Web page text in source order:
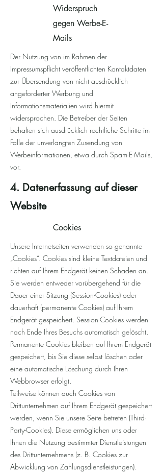
Widerspruch
gegen Werbe-E-
Mails
Der Nutzung von im Rahmen der
Impressumspflicht veröffentlichten Kontaktdaten
zur Übersendung von nicht ausdrücklich
angeforderter Werbung und
Informationsmaterialien wird hiermit
widersprochen. Die Betreiber der Seiten
behalten sich ausdrücklich rechtliche Schritte im
Falle der unverlangten Zusendung von
Werbeinformationen, etwa durch Spam-E-Mails,
vor.
4. Datenerfassung auf dieser
Website
Cookies
Unsere Internetseiten verwenden so genannte
„Cookies“. Cookies sind kleine Textdateien und
richten auf Ihrem Endgerät keinen Schaden an.
Sie werden entweder vorübergehend für die
Dauer einer Sitzung (Session-Cookies) oder
dauerhaft (permanente Cookies) auf Ihrem
Endgerät gespeichert. Session-Cookies werden
nach Ende Ihres Besuchs automatisch gelöscht.
Permanente Cookies bleiben auf Ihrem Endgerät
gespeichert, bis Sie diese selbst löschen oder
eine automatische Löschung durch Ihren
Webbrowser erfolgt.
Teilweise können auch Cookies von
Drittunternehmen auf Ihrem Endgerät gespeichert
werden, wenn Sie unsere Seite betreten (Third-
Party-Cookies). Diese ermöglichen uns oder
Ihnen die Nutzung bestimmter Dienstleistungen
des Drittunternehmens (z. B. Cookies zur
Abwicklung von Zahlungsdienstleistungen).